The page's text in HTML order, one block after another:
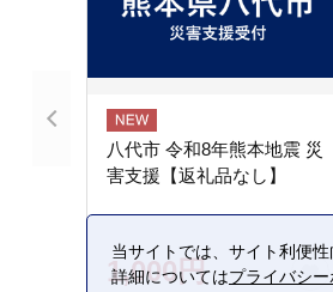
八代市 令和8年熊本地震 災
害支援【返礼品なし】
1,000円
当サイトでは、サイト利便
詳細についてはプライバシ